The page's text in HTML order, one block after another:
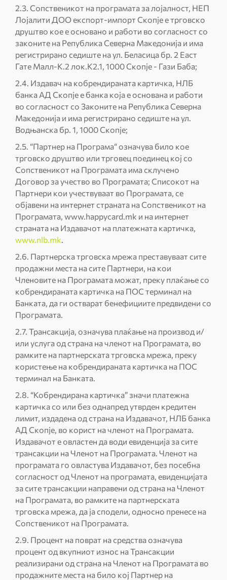
2.3. Сопственикот на програмата за лојалност, НЕП
Лојалити ДОО експорт-импорт Скопје е трговско
друштво кое е основано и работи во согласност со
законите на Република Северна Македонија и има
регистрирано седиште на ул. Беласица бр. 2 Еаст
Гате Малл-К.2 лок.К2.1, 1000 Скопје - Гази Баба;
2.4. Издавач на кобрендираната картичка, НЛБ
банка АД Скопје е банка која е основана и работи
во согласност со Законите на Република Северна
Македонија и има регистрирано седиште на ул.
Водњанска бр. 1, 1000 Скопје;
2.5. “Партнер на Програма“ означува било кое
трговско друштво или трговец поединец кој со
Сопственикот на Програмата има склучено
Договор за учество во Програмата; Списокот на
Партнери кои учествуваат во Програмата, се
објавени на интернет страната на Сопственикот на
Програмата, www.happycard.mk и на интернет
страната на Издавачот на платежната картичка,
www.nlb.mk.
2.6. Партнерска трговска мрежа преставуваат сите
продажни места на сите Партнери, на кои
Членовите на Програмата можат, преку плаќање со
кобрендираната картичка на ПОС терминал на
Банката, да ги остварат бенефициите предвидени со
Програмата.
2.7. Трансакција, означува плаќање на производ и/
или услуга од страна на членот на Програмата, во
рамките на партнерската трговска мрежа, преку
користење на кобрендираната картичка на ПОС
терминал на Банката.
2.8. “Кобрендирана картичка” значи платежна
картичка со или без однапред утврден кредитен
лимит, издадена од страна на Издавачот, НЛБ банка
АД Скопје, во корист на членот на Програмата.
Издавачот е овластен да води евиденција за сите
трансакции на Членот на Програмата. Членот на
програмата го овластува Издавачот, без посебна
согласност од Членот на програмата, евиденцијата
за сите трансакции направени од страна на Членот
на Програмата, во рамките на партнерската
трговска мрежа, да ја сподели, односно пренесе на
Сопственикот на Програмата.
2.9. Процент на поврат на средства означува
процент од вкупниот износ на Трансакции
реализирани од страна на Членот на Програмата во
продажните места на било кој Партнер на